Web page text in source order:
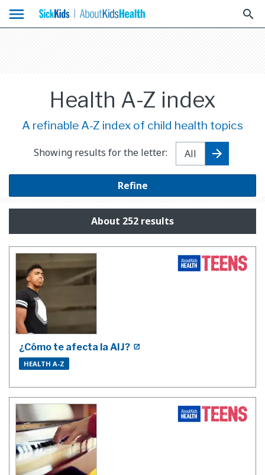
menu search
Health A-Z index
A refinable A-Z index of child health topics
Showing results for the letter:
Refine
About 252 results
¿Cómo te afecta la AIJ?
HEALTH A-Z